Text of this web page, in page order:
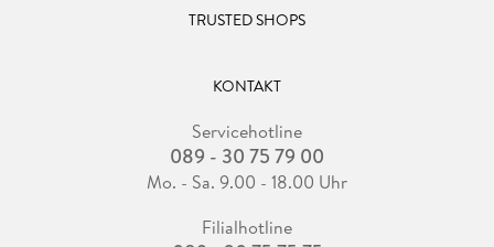
TRUSTED SHOPS
KONTAKT
Servicehotline
089 - 30 75 79 00
Mo. - Sa. 9.00 - 18.00 Uhr
Filialhotline